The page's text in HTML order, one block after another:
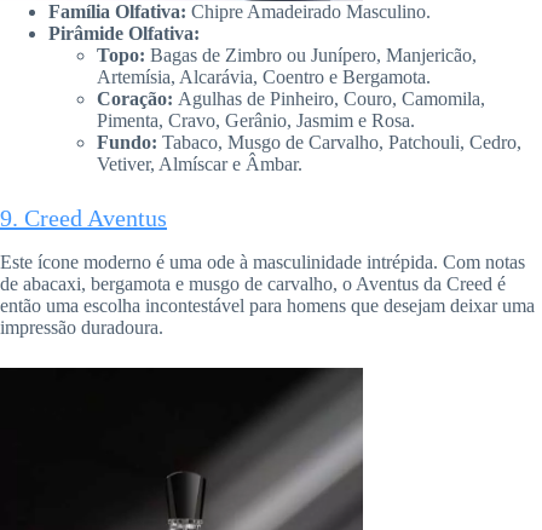
Família Olfativa: Chipre Amadeirado Masculino.
Pirâmide Olfativa:
Topo: Bagas de Zimbro ou Junípero, Manjericão,
Artemísia, Alcarávia, Coentro e Bergamota.
Coração: Agulhas de Pinheiro, Couro, Camomila,
Pimenta, Cravo, Gerânio, Jasmim e Rosa.
Fundo: Tabaco, Musgo de Carvalho, Patchouli, Cedro,
Vetiver, Almíscar e Âmbar.
9. Creed Aventus
Este ícone moderno é uma ode à masculinidade intrépida. Com notas
de abacaxi, bergamota e musgo de carvalho, o Aventus da Creed é
então uma escolha incontestável para homens que desejam deixar uma
impressão duradoura.